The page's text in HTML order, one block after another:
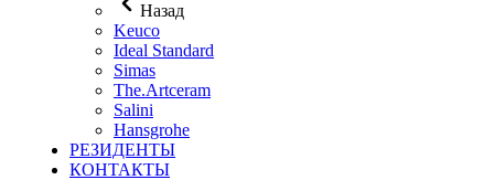
Назад
Keuco
Ideal Standard
Simas
The.Artceram
Salini
Hansgrohe
РЕЗИДЕНТЫ
КОНТАКТЫ